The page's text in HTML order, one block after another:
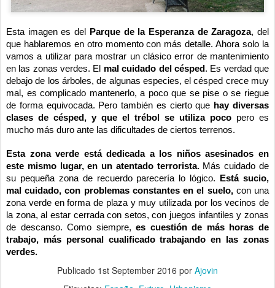
Esta imagen es del Parque de la Esperanza de Zaragoza, del
que hablaremos en otro momento con más detalle. Ahora solo la
vamos a utilizar para mostrar un clásico error de mantenimiento
en las zonas verdes. El mal cuidado del césped . Es verdad que
debajo de los árboles, de algunas especies, el césped crece muy
mal, es complicado mantenerlo, a poco que se pise o se riegue
de forma equivocada. Pero también es cierto que hay diversas
clases de césped, y que el trébol se utiliza poco pero es
mucho más duro ante las dificultades de ciertos terrenos.
Esta zona verde está dedicada a los niños asesinados en
este mismo lugar, en un atentado terrorista. Más cuidado de
su pequeña zona de recuerdo parecería lo lógico.
Está sucio,
mal cuidado, con problemas constantes en el suelo,con una
zona verde en forma de plaza y muy utilizada por los vecinos de
la zona, al estar cerrada con setos, con juegos infantiles y zonas
de descanso. Como siempre,es cuestión de más horas de
trabajo, más personal cualificado trabajando en las zonas
verdes.
Publicado 1st September 2016 por Ajovin